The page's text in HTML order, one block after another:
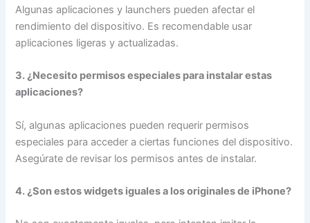
Algunas aplicaciones y launchers pueden afectar el
rendimiento del dispositivo. Es recomendable usar
aplicaciones ligeras y actualizadas.
3. ¿Necesito permisos especiales para instalar estas
aplicaciones?
Sí, algunas aplicaciones pueden requerir permisos
especiales para acceder a ciertas funciones del dispositivo.
Asegúrate de revisar los permisos antes de instalar.
4. ¿Son estos widgets iguales a los originales de iPhone?